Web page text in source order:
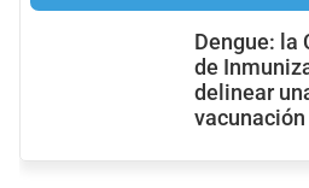
Dengue: la
de
delinear
vacunación